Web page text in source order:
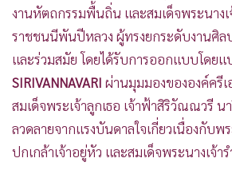
• จีน
• ชุมชน-คุณภาพชีวิต
• อาชญากรรม
• Motoring
• เกม
• วิทยาศาสตร์
• SMEs
งานหัตถกรรมพื้นถิ่น และสมเด็จพระนาง
ราชชนนีพันปีหลวง ผู้ทรงยกระดับงานศิ
และร่วมสมัย โดยได้รับการออกแบบโดยแ
SIRIVANNAVARI ผ่านมุมมองขององค์ครีเ
สมเด็จพระเจ้าลูกเธอ เจ้าฟ้าสิริวัณณวรี
ลวดลายจากแรงบันดาลใจเกี่ยวเนื่องกับพ
ปกเกล้าเจ้าอยู่หัว และสมเด็จพระนางเจ้า